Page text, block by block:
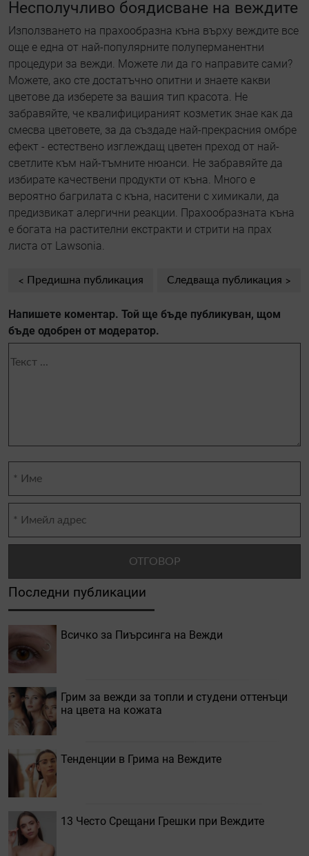
Несполучливо боядисване на веждите
Използването на прахообразна къна върху веждите все
още е една от най-популярните полуперманентни
процедури за вежди. Можете ли да го направите сами?
Можете, ако сте достатъчно опитни и знаете какви
цветове да изберете за вашия тип красота. Не
забравяйте, че квалифицираният козметик знае как да
смесва цветовете, за да създаде най-прекрасния омбре
ефект - естествено изглеждащ цветен преход от най-
светлите към най-тъмните нюанси. Не забравяйте да
избирате качествени продукти от къна. Много е
вероятно багрилата с къна, наситени с химикали, да
предизвикат алергични реакции. Прахообразната къна
е богата на растителни екстракти и стрити на прах
листа от Lawsonia.
Предишна публикация Следваща публикация
Напишете коментар. Той ще бъде публикуван, щом
бъде одобрен от модератор.
Последни публикации
Всичко за Пиърсинга на Вежди
Грим за вежди за топли и студени оттенъци
на цвета на кожата
Тенденции в Грима на Веждите
13 Често Срещани Грешки при Веждите